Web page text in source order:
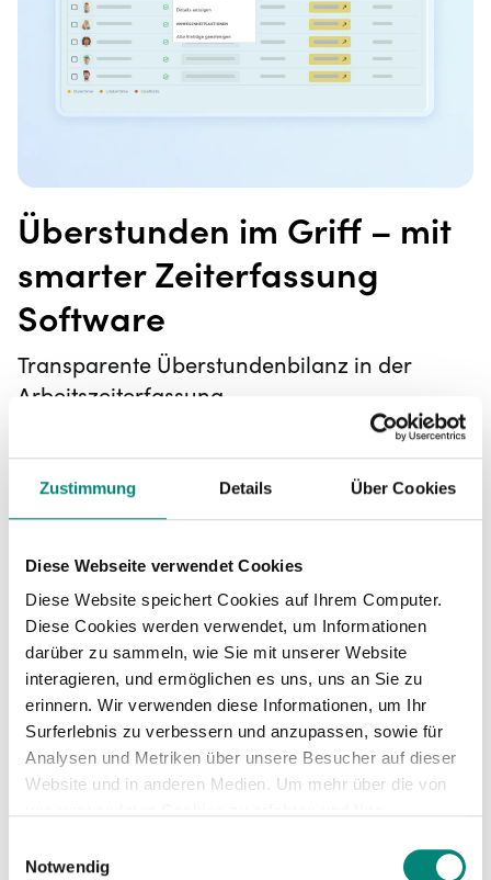
Zustimmung Details Über Cookies
Diese Webseite verwendet Cookies
Diese Website speichert Cookies auf Ihrem Computer.
Diese Cookies werden verwendet, um Informationen
darüber zu sammeln, wie Sie mit unserer Website
interagieren, und ermöglichen es uns, uns an Sie zu
erinnern. Wir verwenden diese Informationen, um Ihr
Surferlebnis zu verbessern und anzupassen, sowie für
Analysen und Metriken über unsere Besucher auf dieser
Website und in anderen Medien. Um mehr über die von
Datenschutzerklärung
Notwendig
Überstunden im Griff – mit
smarter Zeiterfassung
Software
Transparente Überstundenbilanz in der
Arbeitszeiterfassung
automatisch
die Differenz zwischen
vertraglichen Sollstunden und tatsächlich
einsehbar.
Manager entscheiden direkt im Dashboard der
Online Zeiterfassung:Überstunden auszahlen
oder in Freizeitausgleich(Gleitzeit) umwandeln
– mit wenigen Klicks, ohne Umwege.
Keine bösen Überraschungen am Monatsende.
DieÜberstundenbilanz in der
Arbeitszeiterfassungist immer aktuell, sodass